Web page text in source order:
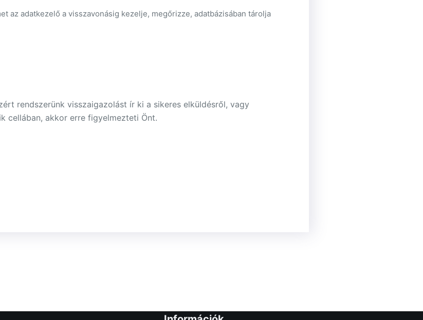
az adatkezelő a visszavonásig kezelje, megőrizze, adatbázisában tárolja
rendszerünk visszaigazolást ír ki a sikeres elküldésről, vagy
cellában, akkor erre figyelmezteti Önt.